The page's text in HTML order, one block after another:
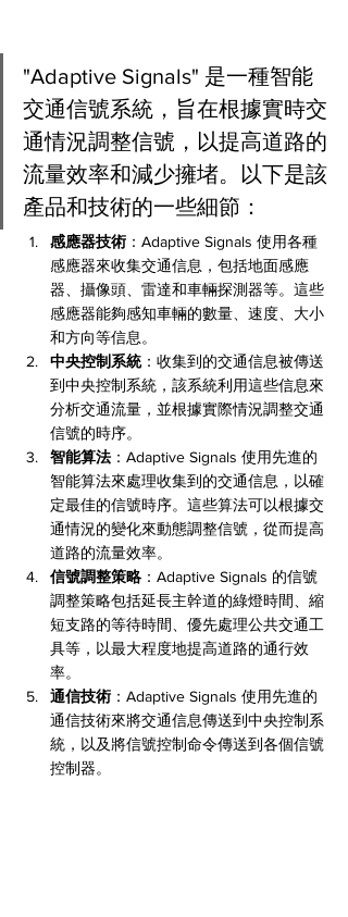
"Adaptive Signals" 是一種智能
交通信號系統，旨在根據實時交
通情況調整信號，以提高道路的
流量效率和減少擁堵。以下是該
產品和技術的一些細節：
感應器技術 ：Adaptive Signals 使用各種
感應器來收集交通信息，包括地面感應
器、攝像頭、雷達和車輛探測器等。這些
感應器能夠感知車輛的數量、速度、大小
和方向等信息。
中央控制系統：收集到的交通信息被傳送
到中央控制系統，該系統利用這些信息來
分析交通流量，並根據實際情況調整交通
信號的時序。
智能算法 ：Adaptive Signals 使用先進的
智能算法來處理收集到的交通信息，以確
定最佳的信號時序。這些算法可以根據交
通情況的變化來動態調整信號，從而提高
道路的流量效率。
信號調整策略 ：Adaptive Signals 的信號
調整策略包括延長主幹道的綠燈時間、縮
短支路的等待時間、優先處理公共交通工
具等，以最大程度地提高道路的通行效
率。
通信技術 ：Adaptive Signals 使用先進的
通信技術來將交通信息傳送到中央控制系
統，以及將信號控制命令傳送到各個信號
控制器。